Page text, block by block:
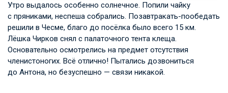
Утро выдалось особенно солнечное. Попили чайку
с пряниками, неспеша собрались. Позавтракать-пообедать
решили в Чесме, благо до посёлка было всего 15 км.
Лёшка Чирков снял с палаточного тента клеща.
Основательно осмотрелись на предмет отсутствия
членистоногих. Всё отлично! Пытались дозвониться
до Антона, но безуспешно — связи никакой.